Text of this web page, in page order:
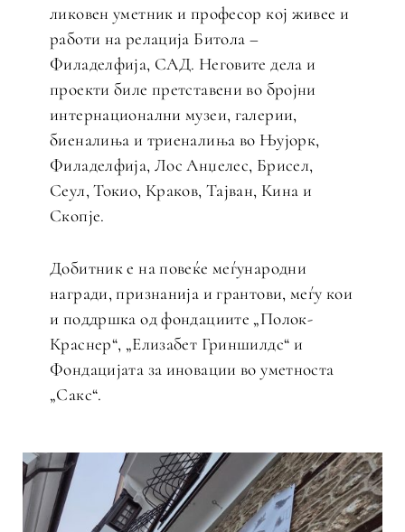
ликовен уметник и професор кој живее и
работи на релација Битола –
Филаделфија, САД. Неговите дела и
проекти биле претставени во бројни
интернационални музеи, галерии,
биеналиња и триеналиња во Њујорк,
Филаделфија, Лос Анџелес, Брисел,
Сеул, Токио, Краков, Тајван, Кина и
Скопје.
Добитник е на повеќе меѓународни
награди, признанија и грантови, меѓу кои
и поддршка од фондациите „Полок-
Краснер“, „Елизабет Гриншилдс“ и
Фондацијата за иновации во уметноста
„Сакс“.